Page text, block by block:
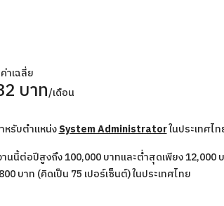
ค่าเฉลี่ย
บาท/เดือน
หรับตำแหน่งSystem Administratorในประเทศไ
ต่อปีสูงถึง 100,000 บาทและต่ำสุดเพียง 12,000
บาท (คิดเป็น 75 เปอร์เซ็นต์) ในประเทศไทย